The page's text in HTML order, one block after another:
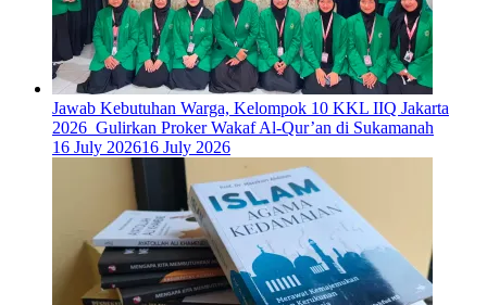
Jawab Kebutuhan Warga, Kelompok 10 KKL IIQ Jakarta
2026 Gulirkan Proker Wakaf Al-Qur’an di Sukamanah
16 July 202616 July 2026